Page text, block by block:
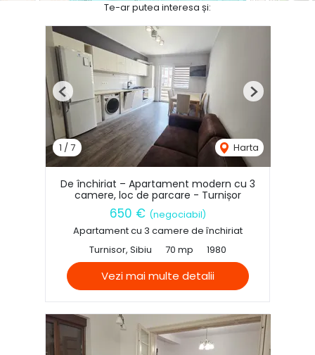
Te-ar putea interesa și:
1 /7 Harta
Previous Next
De închiriat – Apartament modern cu 3
camere, loc de parcare - Turnișor
650 € (negociabil)
Apartament cu 3 camere de închiriat
Turnisor, Sibiu
70 mp 1980
Vezi mai multe detalii